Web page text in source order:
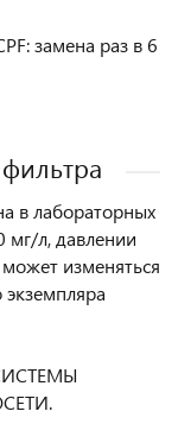
: замена раз в 6
в лабораторных
мг/л, давлении
изменяться